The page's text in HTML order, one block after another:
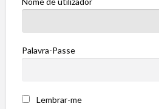
Palavra-Passe
Lembrar-me